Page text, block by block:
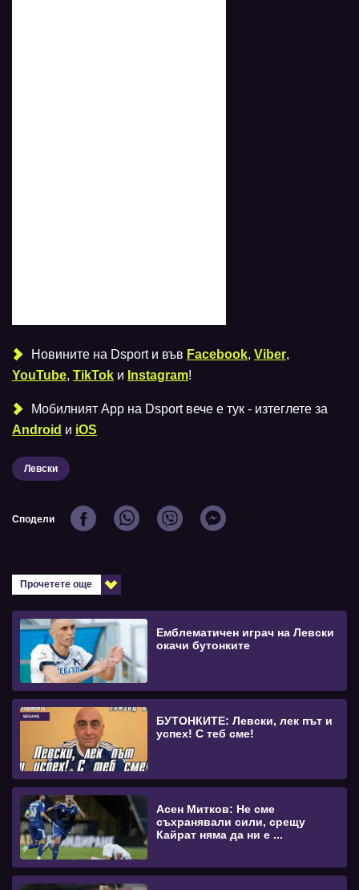
Новините на Dsport и във Facebook, Viber,
YouTube, TikTok и Instagram!
Мобилният Аpp на Dsport вече е тук - изтеглете за
Android и iOS
Левски
Сподели
Прочетете още
Емблематичен играч на Левски
окачи бутонките
БУТОНКИТЕ: Левски, лек път и
успех! С теб сме!
Асен Митков: Не сме
съхранявали сили, срещу
Кайрат няма да ни е ...